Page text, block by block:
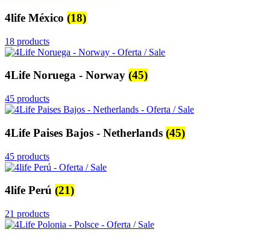
4life México (18)
18 products
4Life Noruega - Norway (45)
45 products
4Life Paises Bajos - Netherlands (45)
45 products
4life Perú (21)
21 products